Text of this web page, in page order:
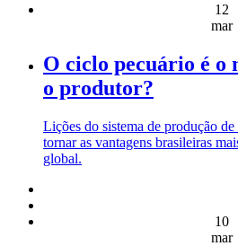
12
mar
O ciclo pecuário é o
o produtor?
Lições do sistema de produção
tornar as vantagens brasileiras
global.
10
mar